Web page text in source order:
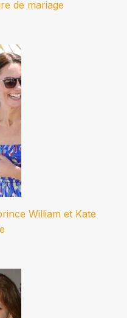
de mariage
William et Kate